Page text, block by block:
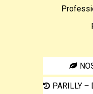
PARILLY –